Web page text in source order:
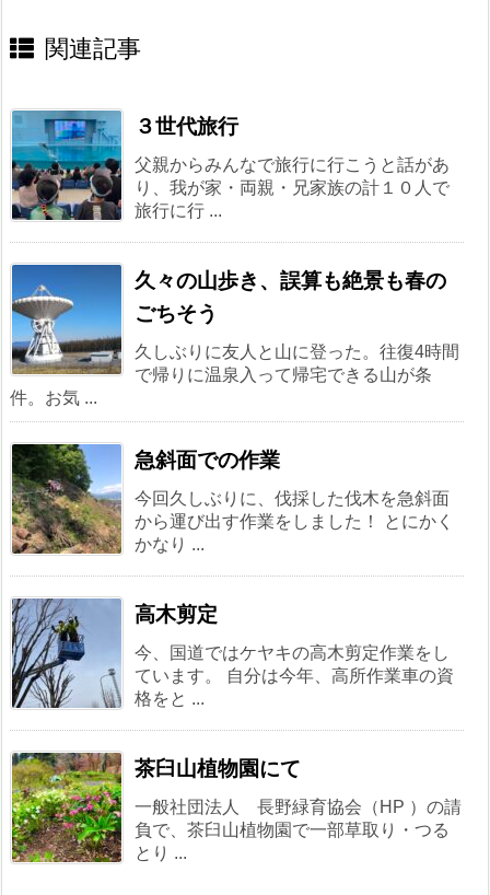
関連記事
３世代旅行
父親からみんなで旅行に行こうと話があ
り、我が家・両親・兄家族の計１０人で
旅行に行 ...
久々の山歩き、誤算も絶景も春の
ごちそう
久しぶりに友人と山に登った。往復4時間
で帰りに温泉入って帰宅できる山が条
件。お気 ...
急斜面での作業
今回久しぶりに、伐採した伐木を急斜面
から運び出す作業をしました！ とにかく
かなり ...
高木剪定
今、国道ではケヤキの高木剪定作業をし
ています。 自分は今年、高所作業車の資
格をと ...
茶臼山植物園にて
一般社団法人 長野緑育協会（HP ）の請
負で、茶臼山植物園で一部草取り・つる
とり ...